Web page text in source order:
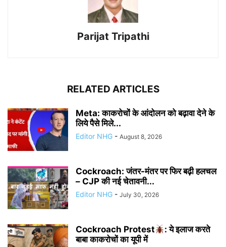
Parijat Tripathi
RELATED ARTICLES
Meta: काकरोचों के आंदोलन को बढ़ावा देने के
लिये पैसे मिले...
Editor NHG - August 8, 2026
Cockroach: जंतर-मंतर पर फिर बढ़ी हलचल
– CJP की नई चेतावनी...
Editor NHG - July 30, 2026
Cockroach Protest
: ये इलाज करते
बाबा काकरोचों का यूपी में